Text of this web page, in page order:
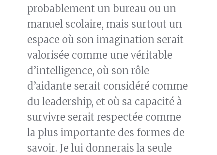
probablement un bureau ou un
manuel scolaire, mais surtout un
espace où son imagination serait
valorisée comme une véritable
d’intelligence, où son rôle
d’aidante serait considéré comme
du leadership, et où sa capacité à
survivre serait respectée comme
la plus importante des formes de
savoir. Je lui donnerais la seule